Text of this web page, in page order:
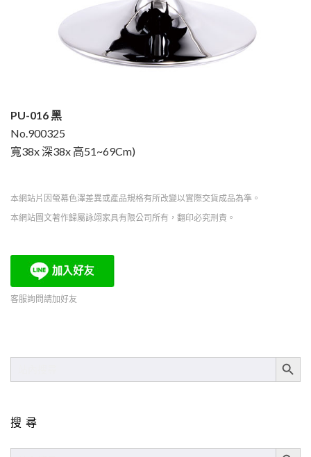
PU-016 黑
No.900325
寬38x 深38x 高51~69Cm)
本網站片因螢幕色澤差異或產品規格有所改變以實際交貨成品為準。
本網站圖文著作歸屬詠翊家具有限公司所有，翻印必究刑責。
客服詢問請加好友
SEARCH
SEARCH
搜尋
SEARCH
SEARCH